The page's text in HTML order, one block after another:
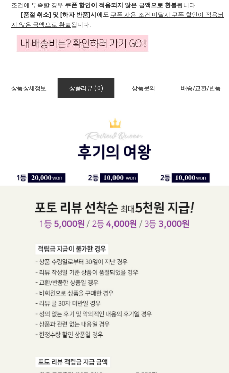
조건에 부족할 경우 쿠폰 할인이 적용되지 않은 금액으로 환불됩니다.
- [품절 취소] 및 [하자 반품]시에도 쿠폰 사용 조건 미달시 쿠폰 할인이 적용되
지 않은 금액으로 환불됩니다.
상품상세정보 상품리뷰 ( 0) 상품문의 배송/교환/반품